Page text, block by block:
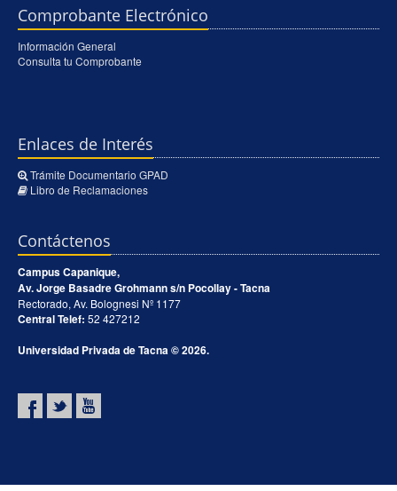
Comprobante Electrónico
Información General
Consulta tu Comprobante
Enlaces de Interés
Trámite Documentario GPAD
Libro de Reclamaciones
Contáctenos
Campus Capanique,
Av. Jorge Basadre Grohmann s/n Pocollay - Tacna
Rectorado, Av. Bolognesi Nº 1177
Central Telef: 52 427212
Universidad Privada de Tacna © 2026.